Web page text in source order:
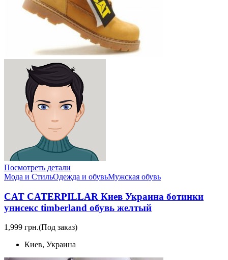
Посмотреть детали
Мода и СтильОдежда и обувьМужская обувь
CAT CATERPILLAR Киев Украина ботинки
унисекс timberland обувь желтый
1,999 грн.(Под заказ)
Киев, Украина